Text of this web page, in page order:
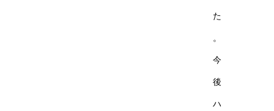
た
。
今
後
ハ